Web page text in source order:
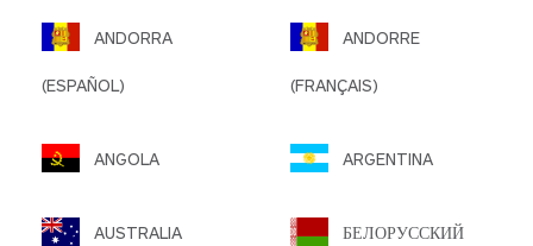
ANDORRA
(ESPAÑOL)
ANDORRE
(FRANÇAIS)
ANGOLA ARGENTINA
AUSTRALIA БЕЛОРУССКИЙ